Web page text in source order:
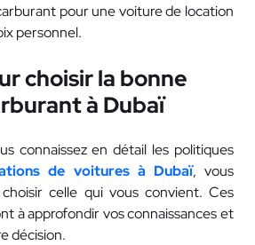
pour une voiture de location
personnel.
choisir la bonne
à Dubaï
connaissez en détail les politiques
de voitures à Dubaï, vous
celle qui vous convient. Ces
à approfondir vos connaissances et
décision.